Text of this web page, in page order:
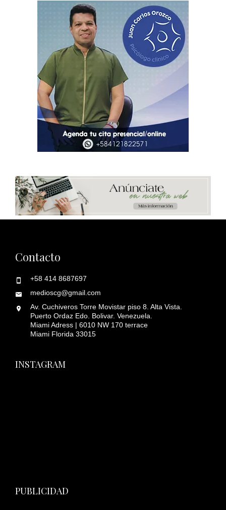
Contacto
+58 414 8687697
medioscg@gmail.com
Av. Cuchiveros Torre Movistar piso 8. Alta Vista.
Puerto Ordaz Edo. Bolivar. Venezuela.
Miami Adress | 6010 NW 170 terrace
Miami Florida 33015
INSTAGRAM
PUBLICIDAD